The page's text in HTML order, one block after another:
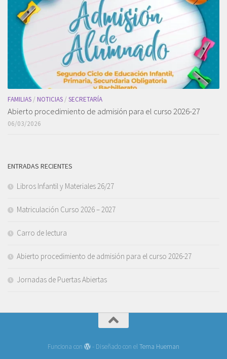
FAMILIAS / NOTICIAS / SECRETARÍA
Abierto procedimiento de admisión para el curso 2026-27
06/03/2026
ENTRADAS RECIENTES
Libros Infantil y Materiales 26/27
Matriculación Curso 2026 – 2027
Carro de lectura
Abierto procedimiento de admisión para el curso 2026-27
Jornadas de Puertas Abiertas
Funciona con - Diseñado con elTema Hueman